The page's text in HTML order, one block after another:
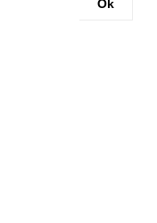
Ok